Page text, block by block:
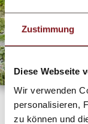
Zustimmung
Diese Webseite
Wir verwenden
personalisieren,
zu können und